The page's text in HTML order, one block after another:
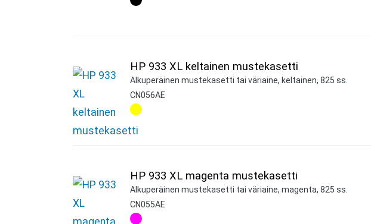
HP 933 XL keltainen mustekasetti
Alkuperäinen mustekasetti tai väriaine, keltainen, 825 ss.
CN056AE
HP 933 XL magenta mustekasetti
Alkuperäinen mustekasetti tai väriaine, magenta, 825 ss.
CN055AE